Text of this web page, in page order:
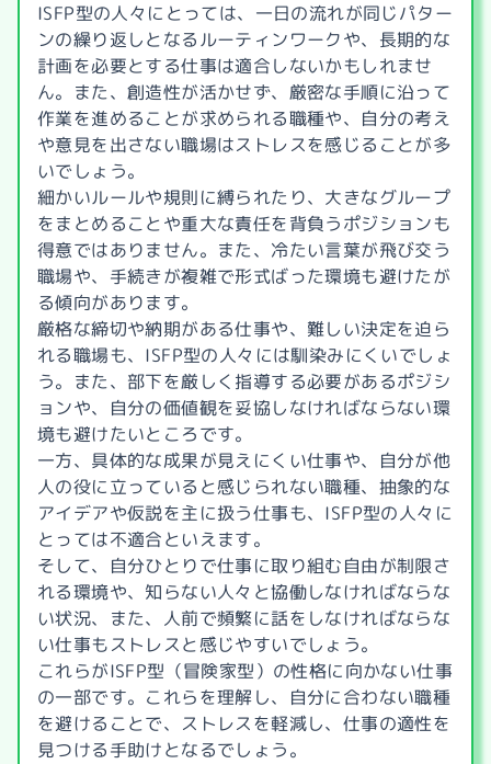
ISFP型の人々にとっては、一日の流れが同じパター
ンの繰り返しとなるルーティンワークや、長期的な
計画を必要とする仕事は適合しないかもしれませ
ん。また、創造性が活かせず、厳密な手順に沿って
作業を進めることが求められる職種や、自分の考え
や意見を出さない職場はストレスを感じることが多
いでしょう。
細かいルールや規則に縛られたり、大きなグループ
をまとめることや重大な責任を背負うポジションも
得意ではありません。また、冷たい言葉が飛び交う
職場や、手続きが複雑で形式ばった環境も避けたが
る傾向があります。
厳格な締切や納期がある仕事や、難しい決定を迫ら
れる職場も、ISFP型の人々には馴染みにくいでしょ
う。また、部下を厳しく指導する必要があるポジシ
ョンや、自分の価値観を妥協しなければならない環
境も避けたいところです。
一方、具体的な成果が見えにくい仕事や、自分が他
人の役に立っていると感じられない職種、抽象的な
アイデアや仮説を主に扱う仕事も、ISFP型の人々に
とっては不適合といえます。
そして、自分ひとりで仕事に取り組む自由が制限さ
れる環境や、知らない人々と協働しなければならな
い状況、また、人前で頻繁に話をしなければならな
い仕事もストレスと感じやすいでしょう。
これらがISFP型（冒険家型）の性格に向かない仕事
の一部です。これらを理解し、自分に合わない職種
を避けることで、ストレスを軽減し、仕事の適性を
見つける手助けとなるでしょう。